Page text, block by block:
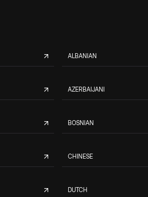
ALBANIAN
AZERBAIJANI
BOSNIAN
CHINESE
DUTCH